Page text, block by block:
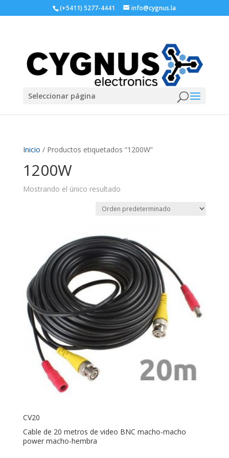
(+5411) 5277-4441 info@cygnus.la
Seleccionar página
Inicio / Productos etiquetados “1200W”
1200W
Mostrando el único resultado
CV20
Cable de 20 metros de video BNC macho-macho
power macho-hembra